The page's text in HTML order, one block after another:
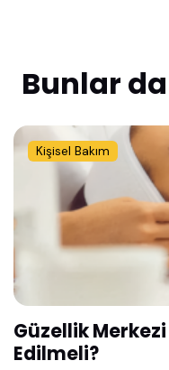
Bunlar
Kişisel Bakım
Güzellik
Edilmeli?